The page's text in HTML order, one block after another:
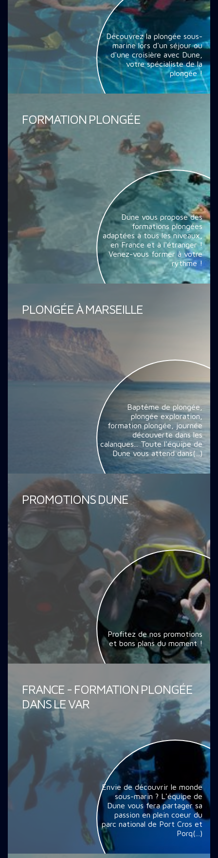
Découvrez la plongée sous-
marine lors d'un séjour ou
d'une croisière avec Dune,
votre spécialiste de la
plongée !
FORMATION PLONGÉE
Dune vous propose des
formations plongées
adaptées à tous les niveaux,
en France et à l'étranger !
Venez-vous former à votre
rythme !
PLONGÉE À MARSEILLE
Baptême de plongée,
plongée exploration,
formation plongée, journée
découverte dans les
calanques... Toute l'équipe de
Dune vous attend dans(...)
PROMOTIONS DUNE
Profitez de nos promotions
et bons plans du moment !
FRANCE - FORMATION PLONGÉE
DANS LE VAR
Envie de découvrir le monde
sous-marin ? L'équipe de
Dune vous fera partager sa
passion en plein coeur du
parc national de Port Cros et
Porq(...)